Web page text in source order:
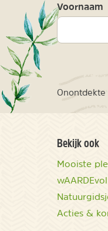
Voornaam
Bekijk ook
Mooiste
Acties &